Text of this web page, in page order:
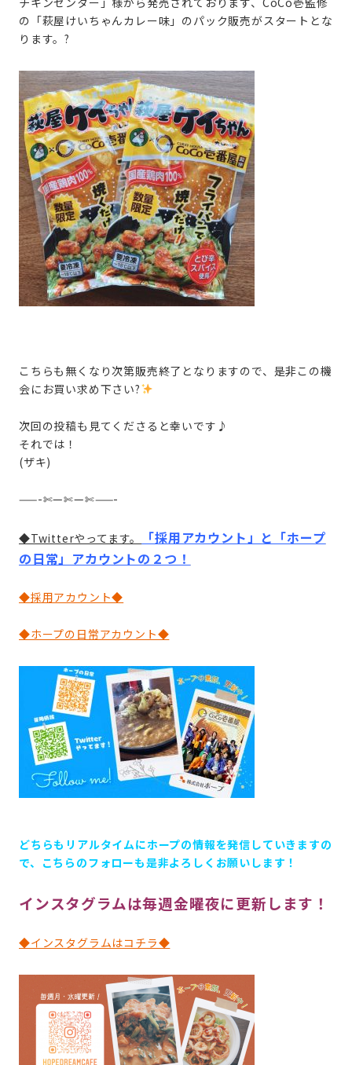
の「萩屋けいちゃんカレー味」のパック販売がスタートとな
ります。?
こちらも無くなり次第販売終了となりますので、是非この機
会にお買い求め下さい?
次回の投稿も見てくださると幸いです♪
それでは！
(ザキ)
——-✄—✄—✄——-
◆Twitterやってます。
「採用アカウント」と「ホープ
の日常」アカウントの２つ！
◆採用アカウント◆
◆ホープの日常アカウント◆
どちらもリアルタイムにホープの情報を発信していきますの
で、こちらのフォローも是非よろしくお願いします！
インスタグラムは毎週金曜夜に更新します！
◆インスタグラムはコチラ◆